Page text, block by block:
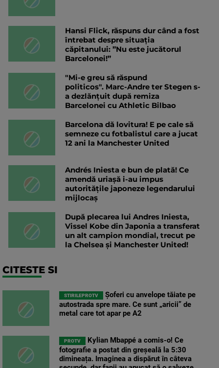
Hansi Flick, răspuns dur când a fost
întrebat despre situația
căpitanului: ”Nu este jucătorul
Barcelonei!”
"Mi-e greu să răspund
politicos". Marc-Andre ter Stegen s-
a dezlănțuit după remiza
Barcelonei cu Athletic Bilbao
Barcelona dă lovitura! E pe cale să
semneze cu fotbalistul care a jucat
12 ani la Manchester United
Andrés Iniesta e bun de plată! Ce
amendă uriașă i-au impus
autoritățile japoneze legendarului
mijlocaș
După plecarea lui Andres Iniesta,
Vissel Kobe din Japonia a transferat
un alt campion mondial, trecut pe
la Chelsea și Manchester United!
CITESTE SI
STIRILEPROTV
Șoferi cu anvelope tăiate pe
autostrada spre mare. Ce sunt „aricii” de
metal care tot apar pe A2
PROTV
Kylian Mbappé a comis-o! Ce
fotografie a postat din greșeală la 5:30
dimineața. Imaginea a dispărut în câteva